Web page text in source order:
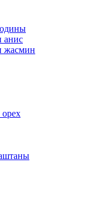
анис
жасмин